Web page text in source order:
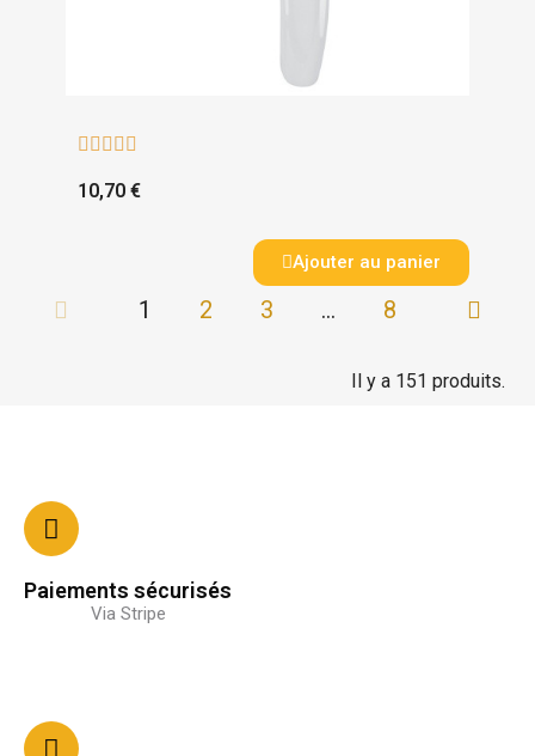
    
10,70 €
Ajouter au panier
1 2 3 … 8
Il y a 151 produits.
Paiements sécurisés
Via Stripe